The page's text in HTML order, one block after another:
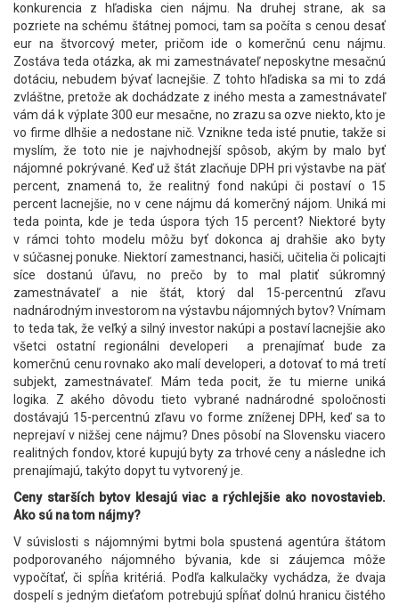
konkurencia z hľadiska cien nájmu. Na druhej strane, ak sa
pozriete na schému štátnej pomoci, tam sa počíta s cenou desať
eur na štvorcový meter, pričom ide o komerčnú cenu nájmu.
Zostáva teda otázka, ak mi zamestnávateľ neposkytne mesačnú
dotáciu, nebudem bývať lacnejšie. Z tohto hľadiska sa mi to zdá
zvláštne, pretože ak dochádzate z iného mesta a zamestnávateľ
vám dá k výplate 300 eur mesačne, no zrazu sa ozve niekto, kto je
vo firme dlhšie a nedostane nič. Vznikne teda isté pnutie, takže si
myslím, že toto nie je najvhodnejší spôsob, akým by malo byť
nájomné pokrývané. Keď už štát zlacňuje DPH pri výstavbe na päť
percent, znamená to, že realitný fond nakúpi či postaví o 15
percent lacnejšie, no v cene nájmu dá komerčný nájom. Uniká mi
teda pointa, kde je teda úspora tých 15 percent? Niektoré byty
v rámci tohto modelu môžu byť dokonca aj drahšie ako byty
v súčasnej ponuke. Niektorí zamestnanci, hasiči, učitelia či policajti
síce dostanú úľavu, no prečo by to mal platiť súkromný
zamestnávateľ a nie štát, ktorý dal 15-percentnú zľavu
nadnárodným investorom na výstavbu nájomných bytov? Vnímam
to teda tak, že veľký a silný investor nakúpi a postaví lacnejšie ako
všetci ostatní regionálni developeri a prenajímať bude za
komerčnú cenu rovnako ako malí developeri, a dotovať to má tretí
subjekt, zamestnávateľ. Mám teda pocit, že tu mierne uniká
logika. Z akého dôvodu tieto vybrané nadnárodné spoločnosti
dostávajú 15-percentnú zľavu vo forme zníženej DPH, keď sa to
neprejaví v nižšej cene nájmu? Dnes pôsobí na Slovensku viacero
realitných fondov, ktoré kupujú byty za trhové ceny a následne ich
prenajímajú, takýto dopyt tu vytvorený je.
Ceny starších bytov klesajú viac a rýchlejšie ako novostavieb.
Ako sú na tom nájmy?
V súvislosti s nájomnými bytmi bola spustená agentúra štátom
podporovaného nájomného bývania, kde si záujemca môže
vypočítať, či spĺňa kritériá. Podľa kalkulačky vychádza, že dvaja
dospelí s jedným dieťaťom potrebujú spĺňať dolnú hranicu čistého